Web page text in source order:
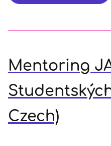
Mentoring
Czech)